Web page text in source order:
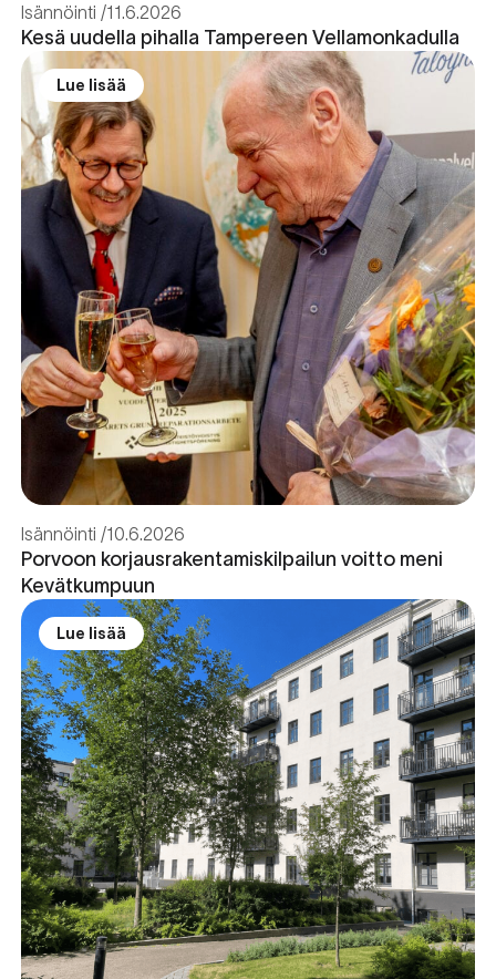
Isännöinti 11.6.2026
Kesä uudella pihalla Tampereen Vellamonkadulla
Lue lisää
Isännöinti 10.6.2026
Porvoon korjausrakentamiskilpailun voitto meni
Kevätkumpuun
Lue lisää